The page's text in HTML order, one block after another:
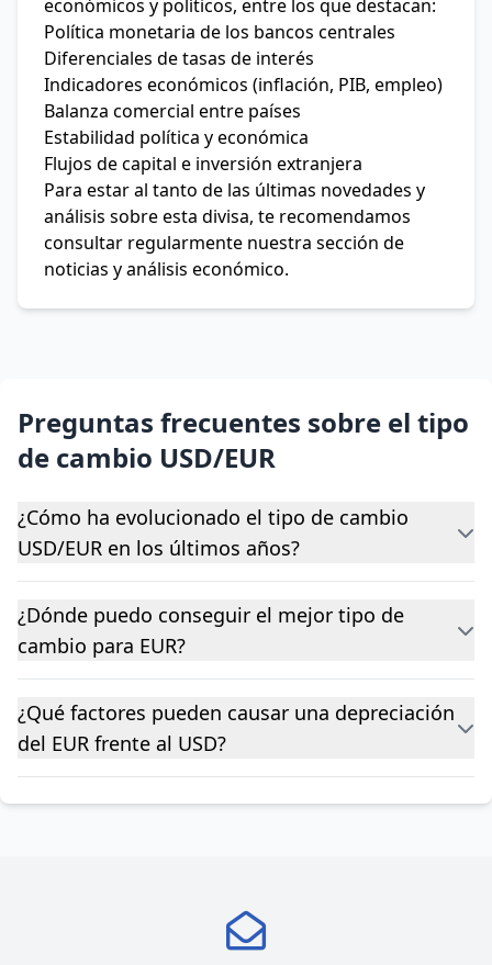
económicos y políticos, entre los que destacan:
Política monetaria de los bancos centrales
Diferenciales de tasas de interés
Indicadores económicos (inflación, PIB, empleo)
Balanza comercial entre países
Estabilidad política y económica
Flujos de capital e inversión extranjera
Para estar al tanto de las últimas novedades y
análisis sobre esta divisa, te recomendamos
consultar regularmente nuestra sección de
noticias y análisis económico.
Preguntas frecuentes sobre el tipo
de cambio USD/EUR
¿Cómo ha evolucionado el tipo de cambio
USD/EUR en los últimos años?
¿Dónde puedo conseguir el mejor tipo de
cambio para EUR?
¿Qué factores pueden causar una depreciación
del EUR frente al USD?